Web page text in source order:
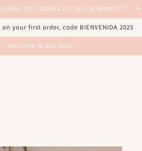
ON ORDERS OF $85 OR MORE🤍🤍
your first order, code BIENVENIDA 2025
Welcome to our store